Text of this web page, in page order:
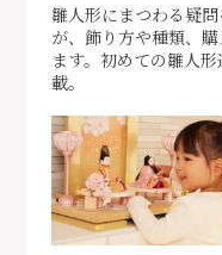
雛人形にまつわる疑
が、飾り方や種類、
ます。初めての雛人
載。